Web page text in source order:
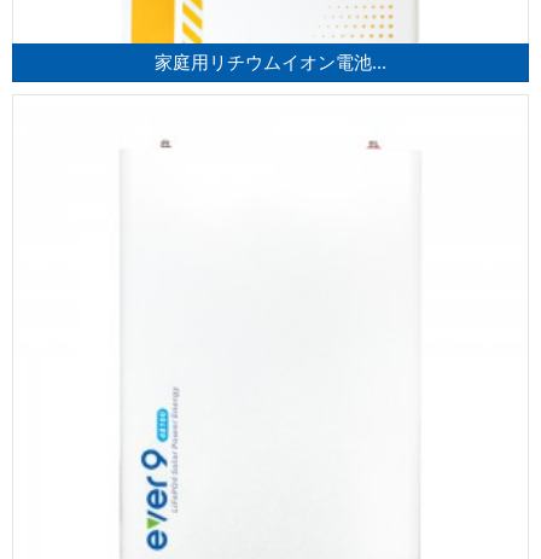
家庭用リチウムイオン電池...